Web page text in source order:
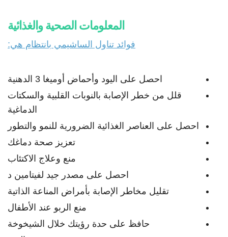
المعلومات الصحية والغذائية
فوائد تناول الساشيمي بانتظام هي:
احصل على اليود وأحماض أوميغا 3 الدهنية
قلل من خطر الإصابة بالنوبات القلبية والسكتات
الدماغية
احصل على العناصر الغذائية الضرورية للنمو والتطور
تعزيز صحة دماغك
منع وعلاج الاكتئاب
احصل على مصدر جيد لفيتامين د
تقليل مخاطر الإصابة بأمراض المناعة الذاتية
منع الربو عند الأطفال
حافظ على حدة رؤيتك خلال الشيخوخة